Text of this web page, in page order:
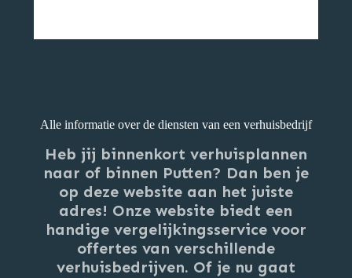
Alle informatie over de diensten van een verhuisbedrijf
Heb jij binnenkort verhuisplannen
naar of binnen Putten? Dan ben je
op deze website aan het juiste
adres! Onze website biedt een
handige vergelijkingsservice voor
offertes van verschillende
verhuisbedrijven. Of je nu gaat